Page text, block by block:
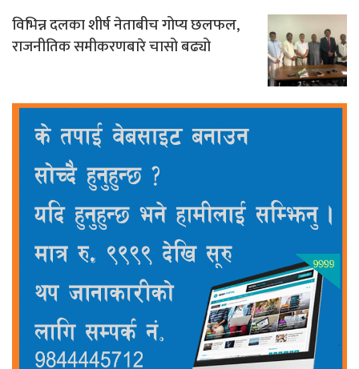
विभिन्न दलका शीर्ष नेताबीच गोप्य छलफल,
राजनीतिक समीकरणबारे चासो बढ्यो